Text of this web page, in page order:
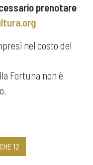
prenotare
nel costo del
Fortuna non è
12